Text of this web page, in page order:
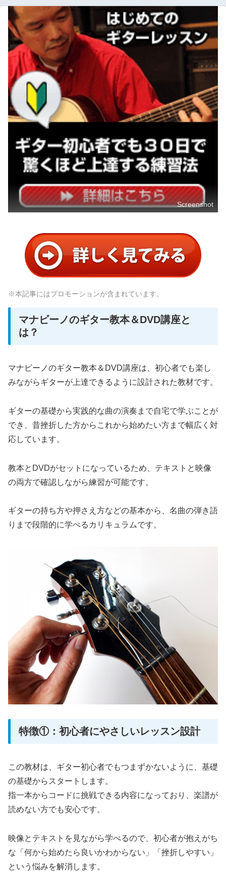
Screenshot
※本記事にはプロモーションが含まれています。
マナビーノのギター教本＆DVD講座と
は？
マナビーノのギター教本＆DVD講座は、初心者でも楽し
みながらギターが上達できるように設計された教材です。
ギターの基礎から実践的な曲の演奏まで自宅で学ぶことが
でき、昔挫折した方からこれから始めたい方まで幅広く対
応しています。
教本とDVDがセットになっているため、テキストと映像
の両方で確認しながら練習が可能です。
ギターの持ち方や押さえ方などの基本から、名曲の弾き語
りまで段階的に学べるカリキュラムです。
特徴①：初心者にやさしいレッスン設計
この教材は、ギター初心者でもつまずかないように、基礎
の基礎からスタートします。
指一本からコードに挑戦できる内容になっており、楽譜が
読めない方でも安心です。
映像とテキストを見ながら学べるので、初心者が抱えがち
な「何から始めたら良いかわからない」「挫折しやすい」
という悩みを解消します。